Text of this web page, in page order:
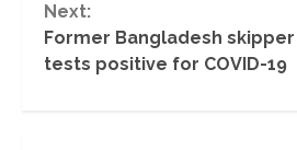
2023
Next:
Former Bangladesh
tests positive for COVID-19